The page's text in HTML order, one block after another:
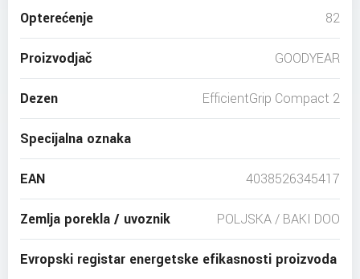
Opterećenje 82
Proizvodjač GOODYEAR
Dezen EfficientGrip Compact 2
Specijalna oznaka
EAN 4038526345417
Zemlja porekla / uvoznik POLJSKA / BAKI DOO
Evropski registar energetske efikasnosti proizvoda